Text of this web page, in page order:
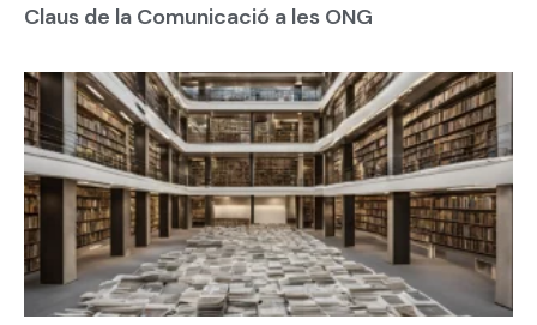
Claus de la Comunicació a les ONG